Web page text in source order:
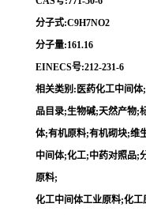
分子式:C9H7NO2
分子量:161.16
EINECS号:212-231-6
相关类别:医药化工中间
品目录;生物碱;天然产物;
体;有机原料;有机砌块;维
中间体;化工;中药对照品;
原料;
化工中间体工业原料;化